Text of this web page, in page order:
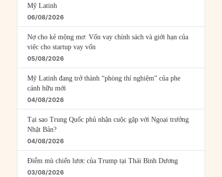
Mỹ Latinh
06/08/2026
Nợ cho kẻ mộng mơ: Vốn vay chính sách và giới hạn của
việc cho startup vay vốn
05/08/2026
Mỹ Latinh đang trở thành “phòng thí nghiệm” của phe
cánh hữu mới
04/08/2026
Tại sao Trung Quốc phủ nhận cuộc gặp với Ngoại trưởng
Nhật Bản?
04/08/2026
Điểm mù chiến lược của Trump tại Thái Bình Dương
03/08/2026